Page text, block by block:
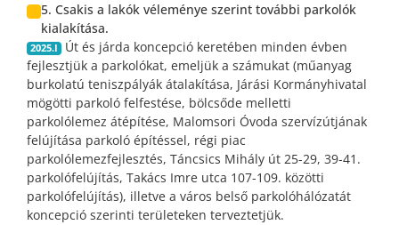
5. Csakis a lakók véleménye szerint további parkolók
kialakítása.
2025.I
Út és járda koncepció keretében minden évben
fejlesztjük a parkolókat, emeljük a számukat (műanyag
burkolatú teniszpályák átalakítása, Járási Kormányhivatal
mögötti parkoló felfestése, bölcsőde melletti
parkolólemez átépítése, Malomsori Óvoda szervízútjának
felújítása parkoló építéssel, régi piac
parkolólemezfejlesztés, Táncsics Mihály út 25-29, 39-41.
parkolófelújítás, Takács Imre utca 107-109. közötti
parkolófelújítás), illetve a város belső parkolóhálózatát
koncepció szerinti területeken terveztetjük.